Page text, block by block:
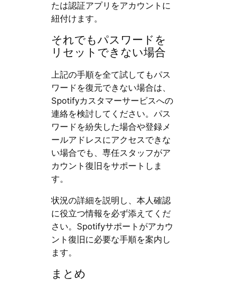
たは認証アプリをアカウントに
紐付けます。
それでもパスワードを
リセットできない場合
上記の手順を全て試してもパス
ワードを復元できない場合は、
Spotifyカスタマーサービスへの
連絡を検討してください。パス
ワードを紛失した場合や登録メ
ールアドレスにアクセスできな
い場合でも、専任スタッフがア
カウント復旧をサポートしま
す。
状況の詳細を説明し、本人確認
に役立つ情報を必ず添えてくだ
さい。Spotifyサポートがアカウ
ント復旧に必要な手順を案内し
ます。
まとめ